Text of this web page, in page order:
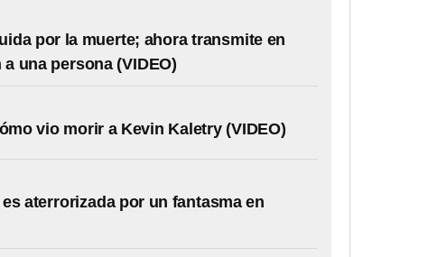
por la muerte; ahora transmite en
una persona (VIDEO)
vio morir a Kevin Kaletry (VIDEO)
aterrorizada por un fantasma en